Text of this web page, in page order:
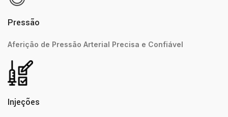
Pressão
Aferição de Pressão Arterial Precisa e Confiável
Injeções